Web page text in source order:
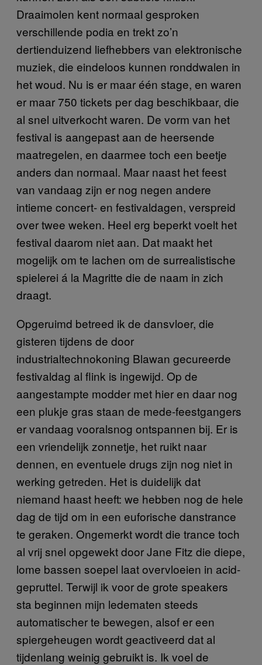
Draaimolen kent normaal gesproken
verschillende podia en trekt zo’n
dertienduizend liefhebbers van elektronische
muziek, die eindeloos kunnen ronddwalen in
het woud. Nu is er maar één stage, en waren
er maar 750 tickets per dag beschikbaar, die
al snel uitverkocht waren. De vorm van het
festival is aangepast aan de heersende
maatregelen, en daarmee toch een beetje
anders dan normaal. Maar naast het feest
van vandaag zijn er nog negen andere
intieme concert- en festivaldagen, verspreid
over twee weken. Heel erg beperkt voelt het
festival daarom niet aan. Dat maakt het
mogelijk om te lachen om de surrealistische
spielerei á la Magritte die de naam in zich
draagt.
Opgeruimd betreed ik de dansvloer, die
gisteren tijdens de door
industrialtechnokoning Blawan gecureerde
festivaldag al flink is ingewijd. Op de
aangestampte modder met hier en daar nog
een plukje gras staan de mede-feestgangers
er vandaag vooralsnog ontspannen bij. Er is
een vriendelijk zonnetje, het ruikt naar
dennen, en eventuele drugs zijn nog niet in
werking getreden. Het is duidelijk dat
niemand haast heeft: we hebben nog de hele
dag de tijd om in een euforische danstrance
te geraken. Ongemerkt wordt die trance toch
al vrij snel opgewekt door Jane Fitz die diepe,
lome bassen soepel laat overvloeien in acid-
gepruttel. Terwijl ik voor de grote speakers
sta beginnen mijn ledematen steeds
automatischer te bewegen, alsof er een
spiergeheugen wordt geactiveerd dat al
tijdenlang weinig gebruikt is. Ik voel de